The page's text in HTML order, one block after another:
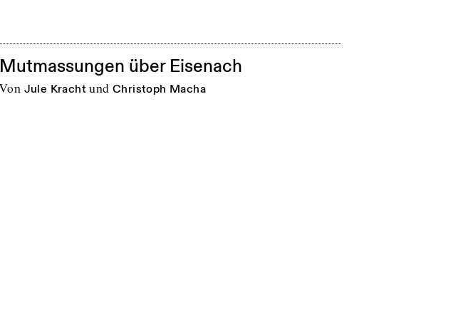
Mutmassungen über Eisenach
von Jule Kracht und Christoph Macha